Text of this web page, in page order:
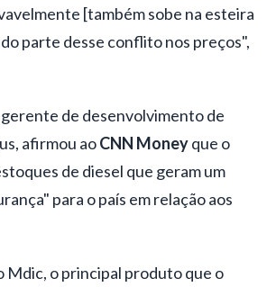
[também sobe na esteira
parte desse conflito nos preços",
de desenvolvimento de
afirmou aoCNN Moneyque o
de diesel que geram um
para o país em relação aos
Mdic, o principal produto que o
"O diesel
tem o
O
"O que eu
Os
mãos
como os
produtos
mais